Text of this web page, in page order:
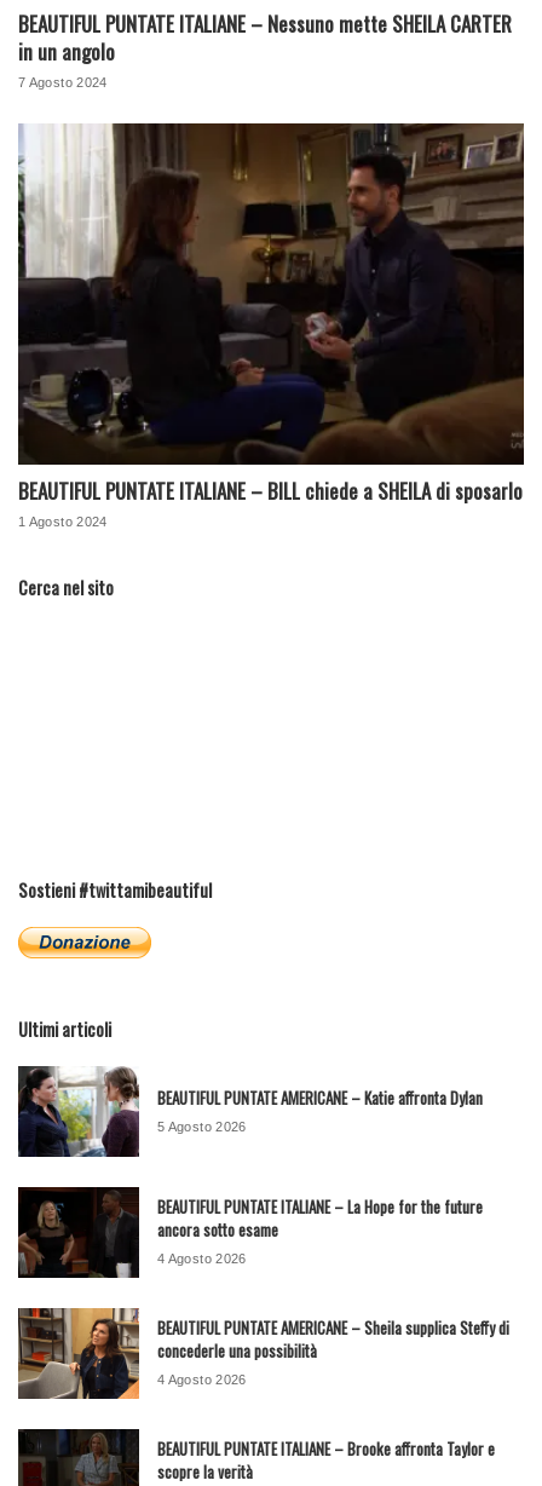
BEAUTIFUL PUNTATE ITALIANE – Nessuno mette SHEILA CARTER
in un angolo
7 Agosto 2024
BEAUTIFUL PUNTATE ITALIANE – BILL chiede a SHEILA di sposarlo
1 Agosto 2024
Cerca nel sito
Sostieni #twittamibeautiful
Ultimi articoli
BEAUTIFUL PUNTATE AMERICANE – Katie affronta Dylan
5 Agosto 2026
BEAUTIFUL PUNTATE ITALIANE – La Hope for the future
ancora sotto esame
4 Agosto 2026
BEAUTIFUL PUNTATE AMERICANE – Sheila supplica Steffy di
concederle una possibilità
4 Agosto 2026
BEAUTIFUL PUNTATE ITALIANE – Brooke affronta Taylor e
scopre la verità